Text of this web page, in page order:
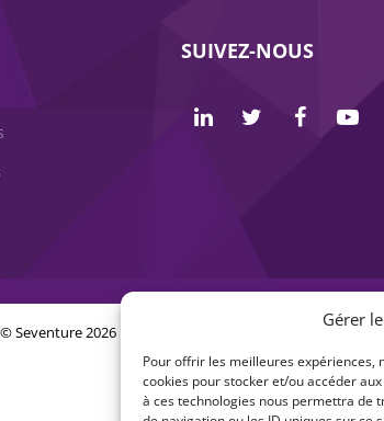
Gérer
Pour offrir les meilleures expériences,
cookies pour stocker et/ou accéder
à ces technologies nous permettra de
SUIVEZ-NOUS
Seventure 2026